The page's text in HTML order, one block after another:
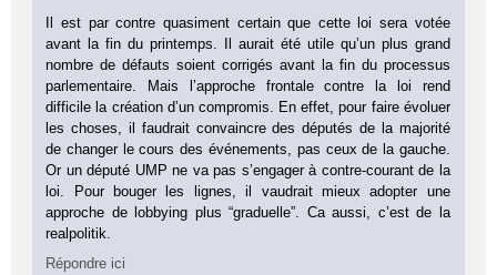
Il est par contre quasiment certain que cette loi sera votée
avant la fin du printemps. Il aurait été utile qu’un plus grand
nombre de défauts soient corrigés avant la fin du processus
parlementaire. Mais l’approche frontale contre la loi rend
difficile la création d’un compromis. En effet, pour faire évoluer
les choses, il faudrait convaincre des députés de la majorité
de changer le cours des événements, pas ceux de la gauche.
Or un député UMP ne va pas s’engager à contre-courant de la
loi. Pour bouger les lignes, il vaudrait mieux adopter une
approche de lobbying plus “graduelle”. Ca aussi, c’est de la
realpolitik.
Répondre ici